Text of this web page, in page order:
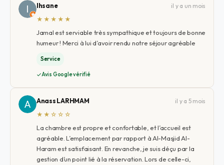
Ihsane
il y a un mois
★★★★★
Jamal est serviable très sympathique et toujours de bonne
humeur ! Merci à lui d’avoir rendu notre séjour agréable
Service
Avis Google vérifié
Anass LARHMAM
il y a 5 mois
★★☆☆☆
La chambre est propre et confortable, et l’accueil est
agréable. L’emplacement par rapport à Al-Masjid Al-
Haram est satisfaisant. En revanche, je suis déçu par la
gestion d’un point lié à la réservation. Lors de celle-ci,